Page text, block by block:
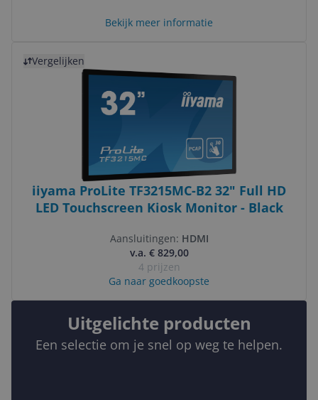
Bekijk meer informatie
Vergelijken
iiyama ProLite TF3215MC-B2 32" Full HD
LED Touchscreen Kiosk Monitor - Black
Aansluitingen: HDMI
v.a. € 829,00
4 prijzen
Ga naar goedkoopste
Uitgelichte producten
Een selectie om je snel op weg te helpen.